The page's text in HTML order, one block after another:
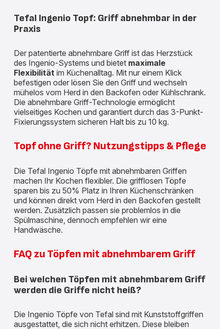
Tefal Ingenio Topf: Griff abnehmbar in der
Praxis
Der patentierte abnehmbare Griff ist das Herzstück
des Ingenio-Systems und bietet maximale
Flexibilität im Küchenalltag. Mit nur einem Klick
befestigen oder lösen Sie den Griff und wechseln
mühelos vom Herd in den Backofen oder Kühlschrank.
Die abnehmbare Griff-Technologie ermöglicht
vielseitiges Kochen und garantiert durch das 3-Punkt-
Fixierungssystem sicheren Halt bis zu 10 kg.
Topf ohne Griff? Nutzungstipps & Pflege
Die Tefal Ingenio Töpfe mit abnehmbaren Griffen
machen Ihr Kochen flexibler. Die grifflosen Töpfe
sparen bis zu 50% Platz in Ihren Küchenschränken
und können direkt vom Herd in den Backofen gestellt
werden. Zusätzlich passen sie problemlos in die
Spülmaschine, dennoch empfehlen wir eine
Handwäsche.
FAQ zu Töpfen mit abnehmbarem Griff
Bei welchen Töpfen mit abnehmbarem Griff
werden die Griffe nicht heiß?
Die Ingenio Töpfe von Tefal sind mit Kunststoffgriffen
ausgestattet, die sich nicht erhitzen. Diese bleiben